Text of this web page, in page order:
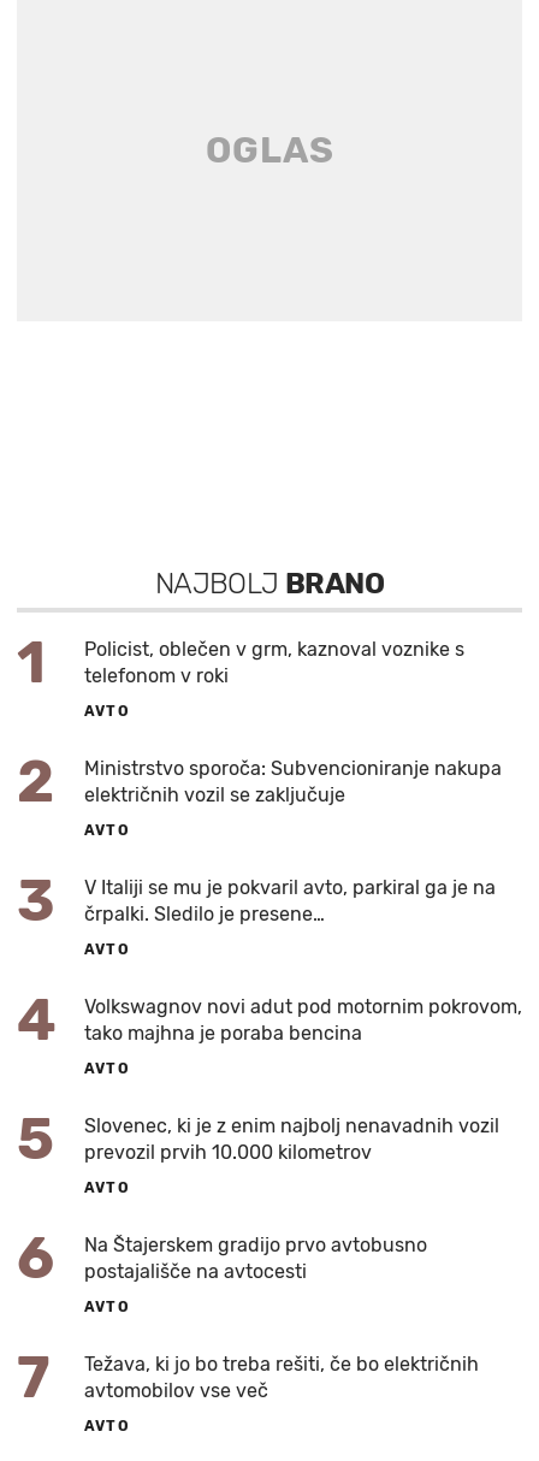
NAJBOLJ BRANO
1
Policist, oblečen v grm, kaznoval voznike s
telefonom v roki
AVTO
2
Ministrstvo sporoča: Subvencioniranje nakupa
električnih vozil se zaključuje
AVTO
3
V Italiji se mu je pokvaril avto, parkiral ga je na
črpalki. Sledilo je presene…
AVTO
4
Volkswagnov novi adut pod motornim pokrovom,
tako majhna je poraba bencina
AVTO
5
Slovenec, ki je z enim najbolj nenavadnih vozil
prevozil prvih 10.000 kilometrov
AVTO
6
Na Štajerskem gradijo prvo avtobusno
postajališče na avtocesti
AVTO
7
Težava, ki jo bo treba rešiti, če bo električnih
avtomobilov vse več
AVTO